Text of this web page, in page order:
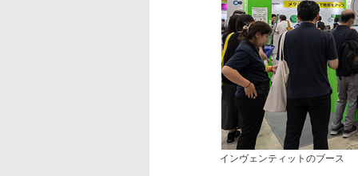
インヴェンティットのブース